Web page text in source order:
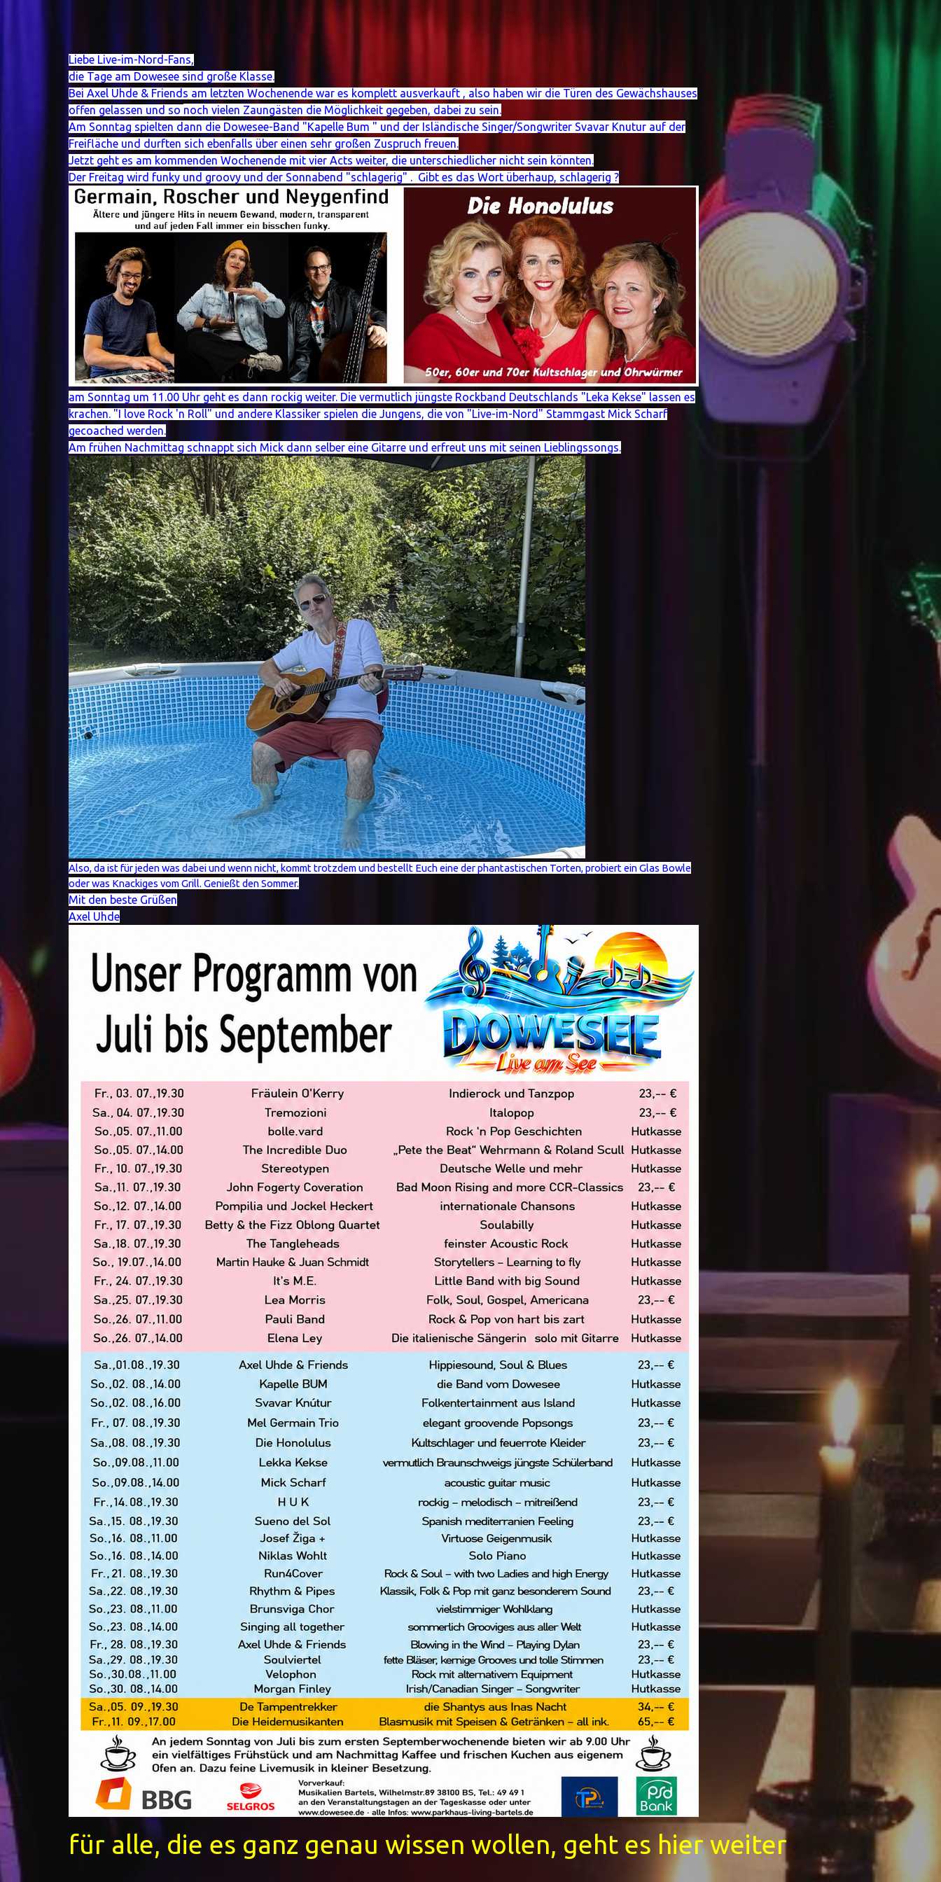
Liebe Live-im-Nord-Fans,
die Tage am Dowesee sind große Klasse.
Bei Axel Uhde & Friends am letzten Wochenende war es komplett ausverkauft , also haben wir die Türen des Gewächshauses
offen gelassen und so noch vielen Zaungästen die Möglichkeit gegeben, dabei zu sein.
Am Sonntag spielten dann die Dowesee-Band "Kapelle Bum " und der Isländische Singer/Songwriter Svavar Knutur auf der
Freifläche und durften sich ebenfalls über einen sehr großen Zuspruch freuen.
Jetzt geht es am kommenden Wochenende mit vier Acts weiter, die unterschiedlicher nicht sein könnten.
Der Freitag wird funky und groovy und der Sonnabend "schlagerig" . Gibt es das Wort überhaup, schlagerig ?
am Sonntag um 11.00 Uhr geht es dann rockig weiter. Die vermutlich jüngste Rockband Deutschlands "Leka Kekse" lassen es
krachen. "I love Rock 'n Roll" und andere Klassiker spielen die Jungens, die von "Live-im-Nord" Stammgast Mick Scharf
gecoached werden.
Am frühen Nachmittag schnappt sich Mick dann selber eine Gitarre und erfreut uns mit seinen Lieblingssongs.
Also, da ist für jeden was dabei und wenn nicht, kommt trotzdem und bestellt Euch eine der phantastischen Torten, probiert ein Glas Bowle
oder was Knackiges vom Grill. Genießt den Sommer.
Mit den beste Grüßen
Axel Uhde
für alle, die es ganz genau wissen wollen, geht es hier weiter